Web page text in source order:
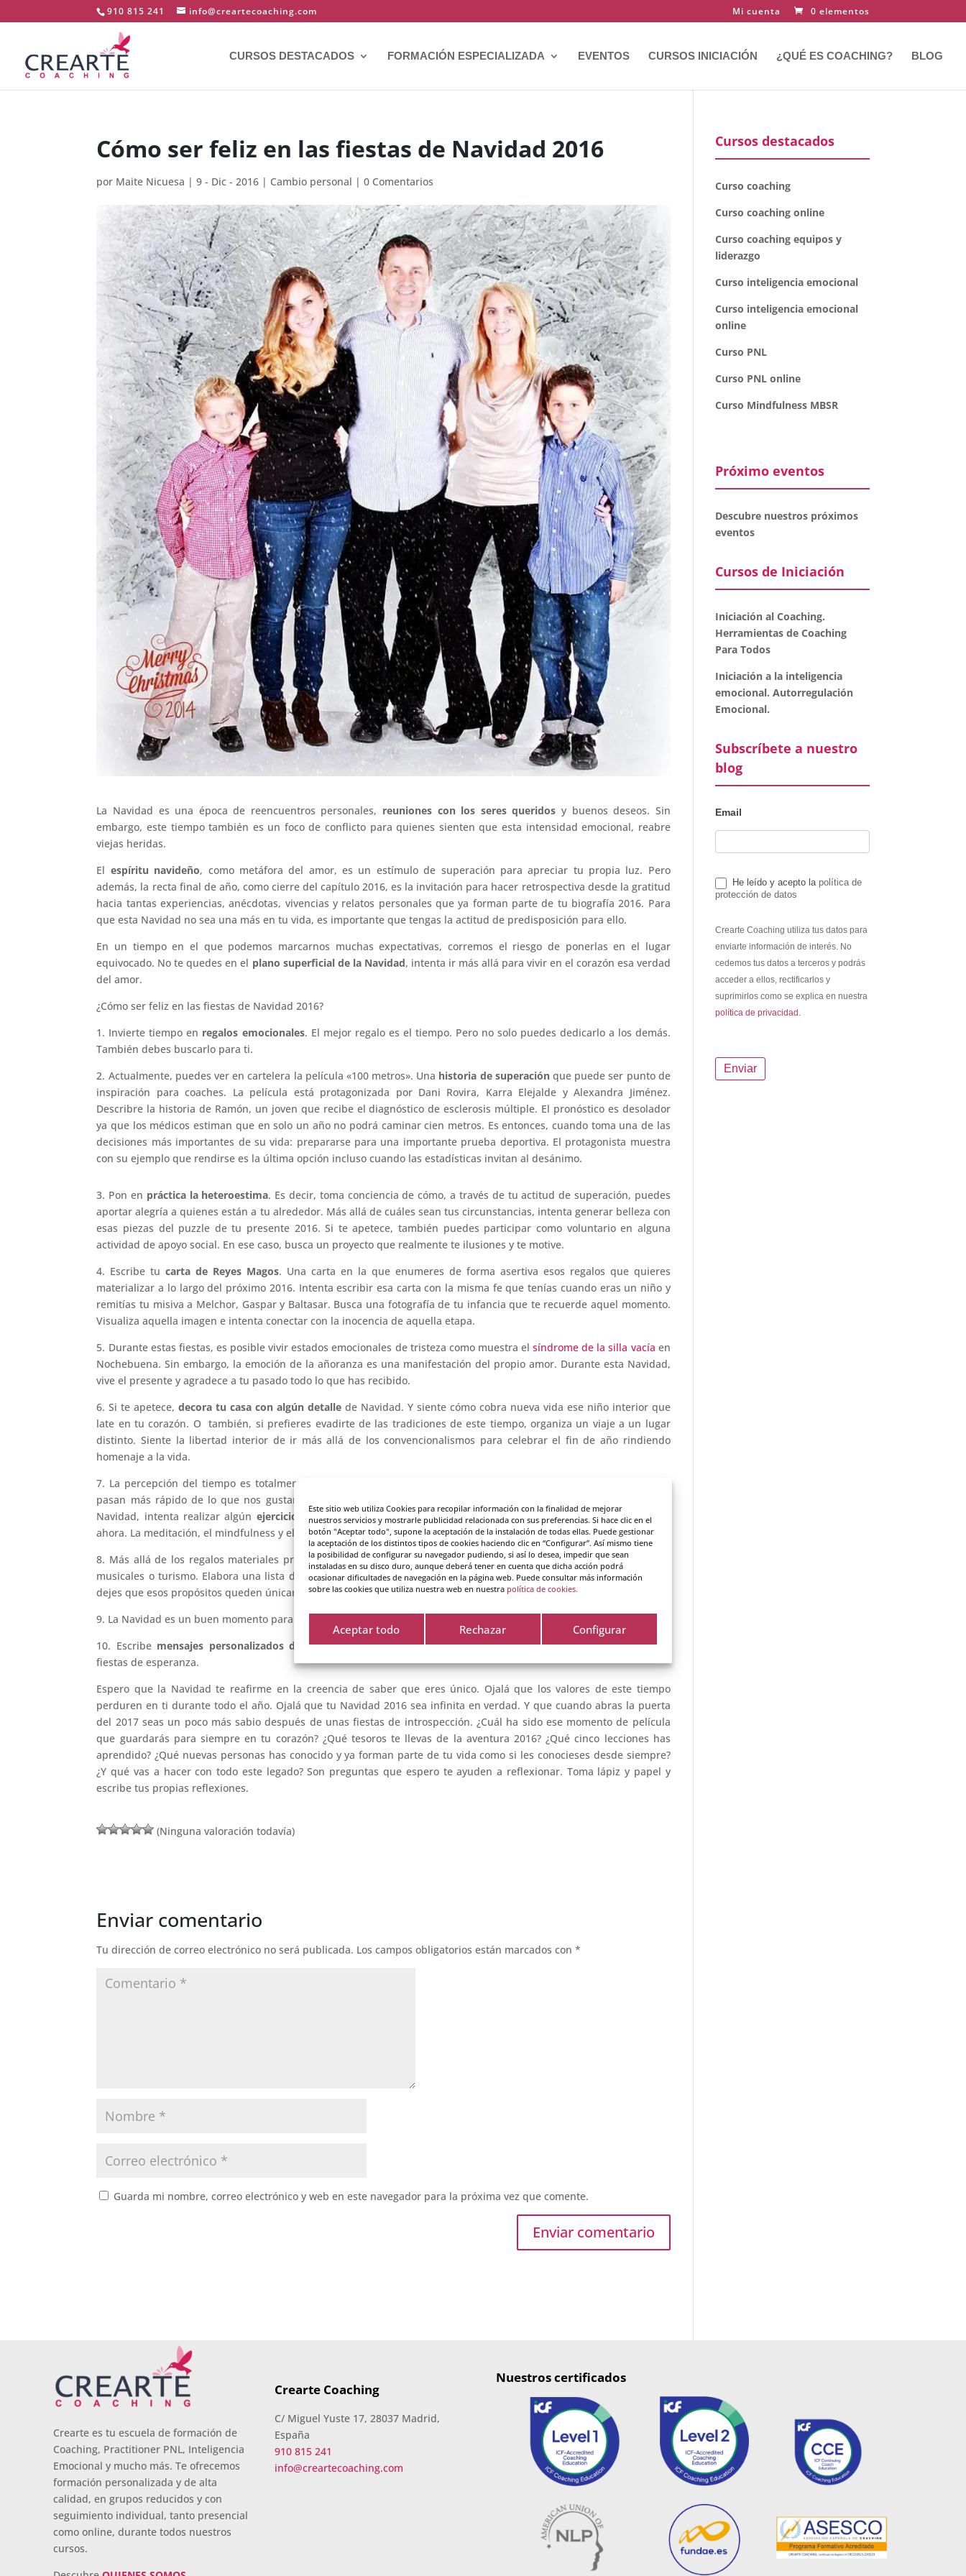
Este sitio web utiliza Cookies para recopilar información con la finalidad de mejorar
nuestros servicios y mostrarle publicidad relacionada con sus preferencias. Si hace clic en el
botón "Aceptar todo", supone la aceptación de la instalación de todas ellas. Puede gestionar
la aceptación de los distintos tipos de cookies haciendo clic en “Configurar”. Así mismo tiene
la posibilidad de configurar su navegador pudiendo, si así lo desea, impedir que sean
instaladas en su disco duro, aunque deberá tener en cuenta que dicha acción podrá
ocasionar dificultades de navegación en la página web. Puede consultar más información
sobre las cookies que utiliza nuestra web en nuestra política de cookies.
Aceptar todo Rechazar Configurar
910 815 241 info@creartecoaching.com Mi cuenta 0 elementos
CURSOS DESTACADOS FORMACIÓN ESPECIALIZADA EVENTOS CURSOS INICIACIÓN ¿QUÉ ES COACHING? BLOG
Cómo ser feliz en las fiestas de Navidad 2016
por Maite Nicuesa |9 - Dic - 2016 | Cambio personal |0 Comentarios
La Navidad es una época de reencuentros personales, reuniones con los seres queridos y buenos deseos. Sin
embargo, este tiempo también es un foco de conflicto para quienes sienten que esta intensidad emocional, reabre
viejas heridas.
El espíritu navideño, como metáfora del amor, es un estímulo de superación para apreciar tu propia luz. Pero
además, la recta final de año, como cierre del capítulo 2016, es la invitación para hacer retrospectiva desde la gratitud
hacia tantas experiencias, anécdotas, vivencias y relatos personales que ya forman parte de tu biografía 2016. Para
que esta Navidad no sea una más en tu vida, es importante que tengas la actitud de predisposición para ello.
En un tiempo en el que podemos marcarnos muchas expectativas, corremos el riesgo de ponerlas en el lugar
equivocado. No te quedes en el plano superficial de la Navidad, intenta ir más allá para vivir en el corazón esa verdad
del amor.
¿Cómo ser feliz en las fiestas de Navidad 2016?
1. Invierte tiempo en regalos emocionales. El mejor regalo es el tiempo. Pero no solo puedes dedicarlo a los demás.
También debes buscarlo para ti.
2. Actualmente, puedes ver en cartelera la película «100 metros». Una historia de superaciónque puede ser punto de
inspiración para coaches. La película está protagonizada por Dani Rovira, Karra Elejalde y Alexandra Jiménez.
Describre la historia de Ramón, un joven que recibe el diagnóstico de esclerosis múltiple. El pronóstico es desolador
ya que los médicos estiman que en solo un año no podrá caminar cien metros. Es entonces, cuando toma una de las
decisiones más importantes de su vida: prepararse para una importante prueba deportiva. El protagonista muestra
con su ejemplo que rendirse es la última opción incluso cuando las estadísticas invitan al desánimo.
3. Pon en práctica la heteroestima. Es decir, toma conciencia de cómo, a través de tu actitud de superación, puedes
aportar alegría a quienes están a tu alrededor. Más allá de cuáles sean tus circunstancias, intenta generar belleza con
esas piezas del puzzle de tu presente 2016. Si te apetece, también puedes participar como voluntario en alguna
actividad de apoyo social. En ese caso, busca un proyecto que realmente te ilusiones y te motive.
4. Escribe tucarta de Reyes Magos. Una carta en la que enumeres de forma asertiva esos regalos que quieres
materializar a lo largo del próximo 2016. Intenta escribir esa carta con la misma fe que tenías cuando eras un niño y
remitías tu misiva a Melchor, Gaspar y Baltasar. Busca una fotografía de tu infancia que te recuerde aquel momento.
Visualiza aquella imagen e intenta conectar con la inocencia de aquella etapa.
5. Durante estas fiestas, es posible vivir estados emocionales de tristeza como muestra elsíndrome de la silla vacía en
Nochebuena. Sin embargo, la emoción de la añoranza es una manifestación del propio amor. Durante esta Navidad,
vive el presente y agradece a tu pasado todo lo que has recibido.
6. Si te apetece,decora tu casa con algún detalle de Navidad. Y siente cómo cobra nueva vida ese niño interior que
late en tu corazón. O también, si prefieres evadirte de las tradiciones de este tiempo, organiza un viaje a un lugar
distinto. Siente la libertad interior de ir más allá de los convencionalismos para celebrar el fin de año rindiendo
homenaje a la vida.
7. La percepción del tiempo es totalmente subjetiva pero está claro que la experiencia universal es que los meses
pasan más rápido de lo que nos gustaría. Es como si el tiempo fuese más veloz que nuestros sueños. Durante la
Navidad, intenta realizar algún ejercicio de silenciamiento mentalpara olvidarte de todo y sentir, únicamente, el
ahora. La meditación, el mindfulness y el yoga son disciplinas terapéuticas para lograr este objetivo.
8. Más allá de los regalos materiales prioriza la inversión en experiencias, por ejemplo, visita a museos, conciertos
musicales o turismo. Elabora una lista de tres actividades que quieres programar durante tus próximas fiestas y no
dejes que esos propósitos queden únicamente en un plan teórico.
9. La Navidad es un buen momento para volver a la
10. Escribe mensajes personalizados de felicitación de Navidad. Intenta revitalizar tus relaciones durante estas
fiestas de esperanza.
Espero que la Navidad te reafirme en la creencia de saber que eres único. Ojalá que los valores de este tiempo
perduren en ti durante todo el año. Ojalá que tu Navidad 2016 sea infinita en verdad. Y que cuando abras la puerta
del 2017 seas un poco más sabio después de unas fiestas de introspección. ¿Cuál ha sido ese momento de película
que guardarás para siempre en tu corazón? ¿Qué tesoros te llevas de la aventura 2016? ¿Qué cinco lecciones has
aprendido? ¿Qué nuevas personas has conocido y ya forman parte de tu vida como si les conocieses desde siempre?
¿Y qué vas a hacer con todo este legado? Son preguntas que espero te ayuden a reflexionar. Toma lápiz y papel y
escribe tus propias reflexiones.
(Ninguna valoración todavía)
Enviar comentario
Tu dirección de correo electrónico no será publicada. Los campos obligatorios están marcados con*
Guarda mi nombre, correo electrónico y web en este navegador para la próxima vez que comente.
Cursos destacados
Curso coaching
Curso coaching online
Curso coaching equipos y
liderazgo
Curso inteligencia emocional
Curso inteligencia emocional
online
Curso PNL
Curso PNL online
Curso Mindfulness MBSR
Próximo eventos
Descubre nuestros próximos
eventos
Cursos de Iniciación
Iniciación al Coaching.
Herramientas de Coaching
Para Todos
Iniciación a la inteligencia
emocional. Autorregulación
Emocional.
Subscríbete a nuestro
blog
Email
He leído y acepto la política de
protección de datos
Crearte Coaching utiliza tus datos para
enviarte información de interés. No
cedemos tus datos a terceros y podrás
acceder a ellos, rectificarlos y
suprimirlos como se explica en nuestra
política de privacidad.
Crearte es tu escuela de formación de
Coaching, Practitioner PNL, Inteligencia
Emocional y mucho más. Te ofrecemos
formación personalizada y de alta
calidad, en grupos reducidos y con
seguimiento individual, tanto presencial
como online, durante todos nuestros
cursos.
Crearte Coaching
C/ Miguel Yuste 17, 28037 Madrid,
España
910 815 241
info@creartecoaching.com
Nuestros certificados